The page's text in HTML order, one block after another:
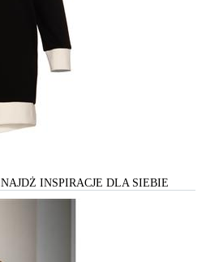
INSPIRACJE DLA SIEBIE